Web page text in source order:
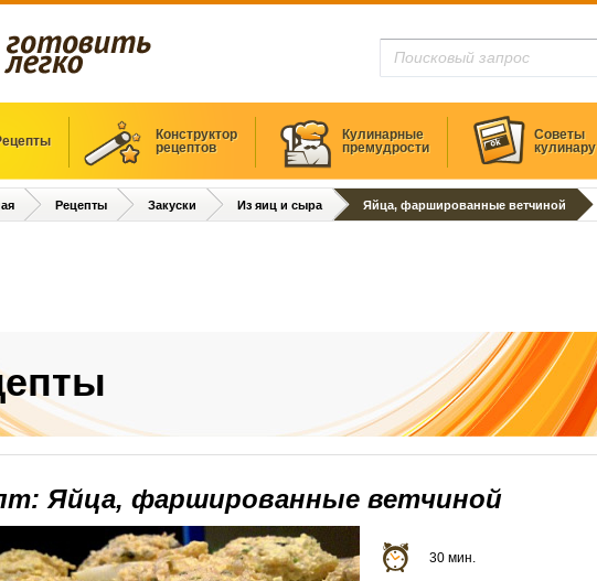
Конструктор
рецептов
Кулинарные
премудрости
Советы
кулинару
Рецепты Закуски Из яиц и сыра Яйца, фаршированные ветчиной
Яйца, фаршированные ветчиной
30 мин.